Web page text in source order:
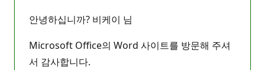
안녕하십니까? 비케이 님
Microsoft Office의 Word 사이트를 방문해 주셔
서 감사합니다.